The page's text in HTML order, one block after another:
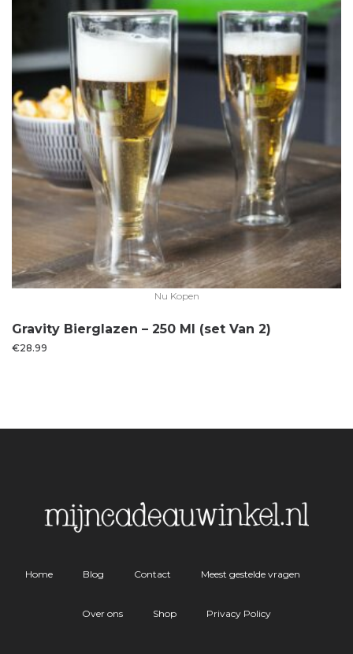
Nu Kopen
Gravity Bierglazen – 250 Ml (set Van 2)
€28.99
Home Blog Contact Meest gestelde vragen
Over ons Shop Privacy Policy